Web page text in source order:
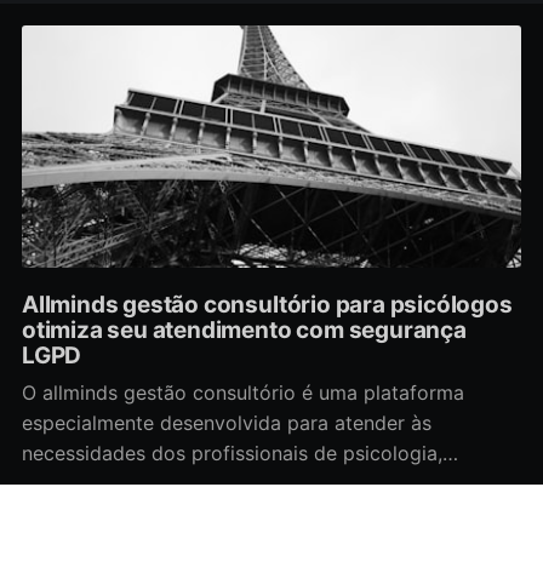
Allminds gestão consultório para psicólogos
otimiza seu atendimento com segurança
LGPD
O allminds gestão consultório é uma plataforma
especialmente desenvolvida para atender às
necessidades dos profissionais de psicologia,
integrando funcionalidades que abrangem o controle